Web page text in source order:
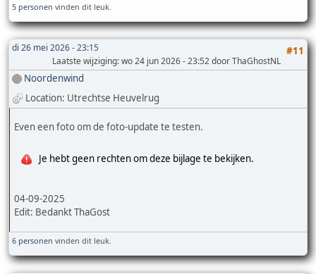
5 personen vinden dit leuk.
di 26 mei 2026 - 23:15 #11
Laatste wijziging: wo 24 jun 2026 - 23:52 door ThaGhostNL
Noordenwind
Location: Utrechtse Heuvelrug
Even een foto om de foto-update te testen.
Je hebt geen rechten om deze bijlage te bekijken.
04-09-2025
Edit: Bedankt ThaGost
6 personen vinden dit leuk.